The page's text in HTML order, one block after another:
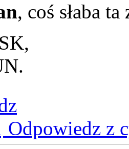
, coś słaba
Odpowiedz z